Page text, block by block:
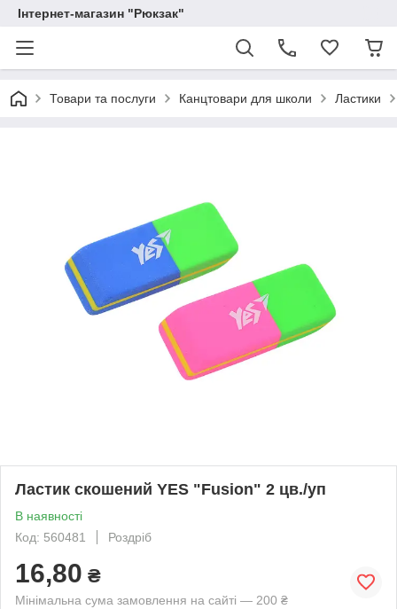
Інтернет-магазин "Рюкзак"
Товари та послуги Канцтовари для школи Ластики
Ластик скошений YES "Fusion" 2 цв./уп
В наявності
Код: 560481
Роздріб
16,80 ₴
Мінімальна сума замовлення на сайті — 200 ₴